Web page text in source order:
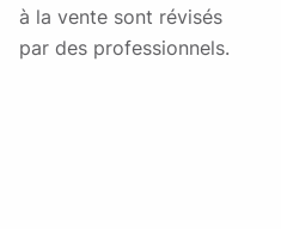
à la vente sont révisés
par des professionnels.